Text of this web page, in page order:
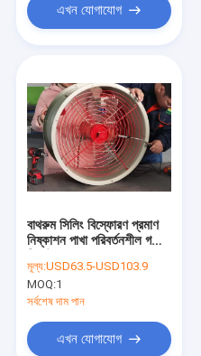
এখন যোগাযোগ
বাথরুম সিলিং বিস্ফোরণ প্রমাণ
নিষ্কাশন পাখা পরিবর্তনশীল গতি
মূল্য:USD63.5-USD103.9
MOQ:1
সর্বশেষ দাম পান
এখন যোগাযোগ